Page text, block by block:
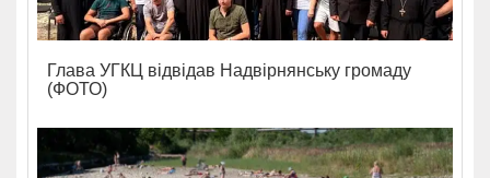
Глава УГКЦ відвідав Надвірнянську громаду
(ФОТО)